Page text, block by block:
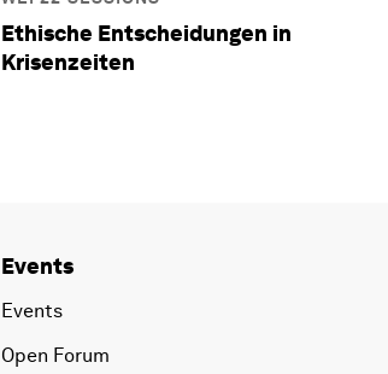
Ethische Entscheidungen in
Krisenzeiten
Events
Events
Open Forum